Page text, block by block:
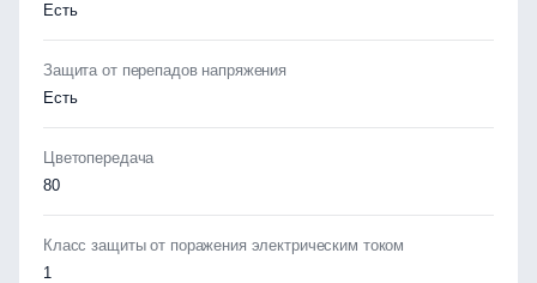
Есть
Защита от перепадов напряжения
Есть
Цветопередача
80
Класс защиты от поражения электрическим током
1